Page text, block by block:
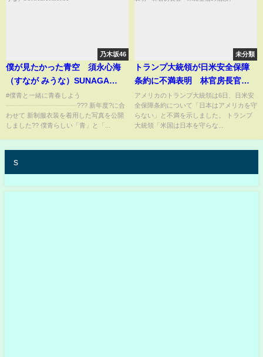
乃木坂46
僕が見たかった青空 須永心海
（すなが みうな）SUNAGA
MIUNA
#僕青と一緒に青春しよう
┈┈┈┈┈┈┈┈┈┈┈??? 新年度?に合
わせて 新制服衣装を着用した写真を公開
しました?? 僕青らしい「青」と「...
未分類
トランプ大統領が日米安全保障
条約に不満表明 林官房長官
「米に全幅の信頼」
アメリカのトランプ大統領は6日、日米安
全保障条約について「日本はアメリカを守
らない」と不満を示しました。 トランプ
大統領「米国は日本を守らな...
s